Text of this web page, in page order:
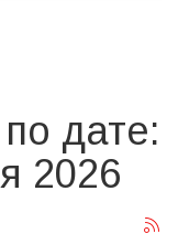
дате:
2026